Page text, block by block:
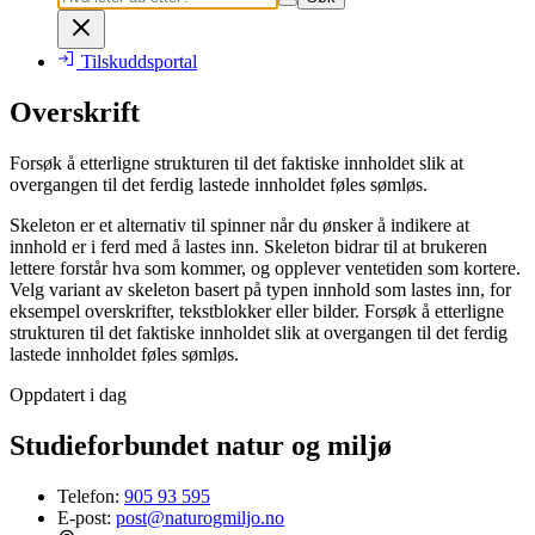
Tilskuddsportal
Overskrift
Forsøk å etterligne strukturen til det faktiske innholdet slik at
overgangen til det ferdig lastede innholdet føles sømløs.
Skeleton er et alternativ til spinner når du ønsker å indikere at
innhold er i ferd med å lastes inn. Skeleton bidrar til at brukeren
lettere forstår hva som kommer, og opplever ventetiden som kortere.
Velg variant av skeleton basert på typen innhold som lastes inn, for
eksempel overskrifter, tekstblokker eller bilder. Forsøk å etterligne
strukturen til det faktiske innholdet slik at overgangen til det ferdig
lastede innholdet føles sømløs.
Oppdatert i dag
Studieforbundet natur og miljø
Telefon: 905 93 595
E-post: post@naturogmiljo.no